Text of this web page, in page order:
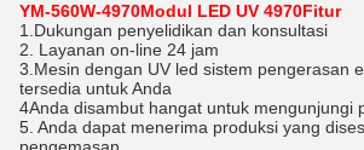
YM-560W-4970Modul LED UV 4970Fitur
1.Dukungan penyelidikan dan konsultasi
2. Layanan on-line 24 jam
3.Mesin dengan UV led sistem pengerasan
tersedia untuk Anda
4Anda disambut hangat untuk mengunjungi
5. Anda dapat menerima produksi yang